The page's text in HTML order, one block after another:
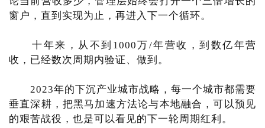
窗户，直到实现为止，再进入下一个循环。
十年来，从不到1000万/年营收，到数亿年营
收，已经数次周期内验证、做到。
2023年的下沉产业城市战略，每一个城市都需要
垂直深耕，把黑马加速方法论与本地融合，可以预见
的艰苦战役，也是可以看见的下一轮周期红利。